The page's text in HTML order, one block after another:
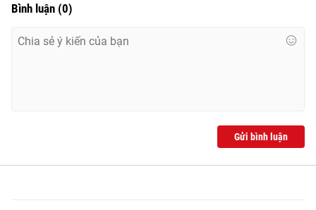
Giấy phép hoạt động báo in và báo điện tử số 483/GP-BTTTT
Tổng Biên tập:
Vũ Thanh Thủy
Liên hệ quảng cáo:024-7300.7108
Bình luận (0)
Gửi bình luận